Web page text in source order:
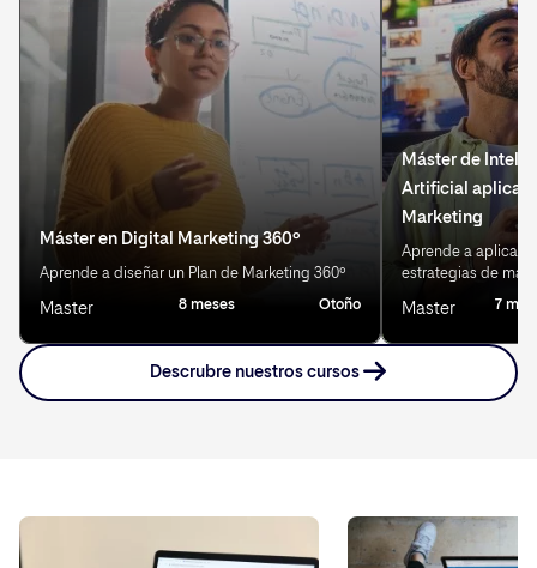
Máster en Digital Marketing 360º
Aprende a diseñar un Plan de Marketing 360º
Master 8 meses Otoño
Máster de
Artificial
Marketing
Aprende a aplicar
estrategias de
Master 7
Descrubre nuestros cursos